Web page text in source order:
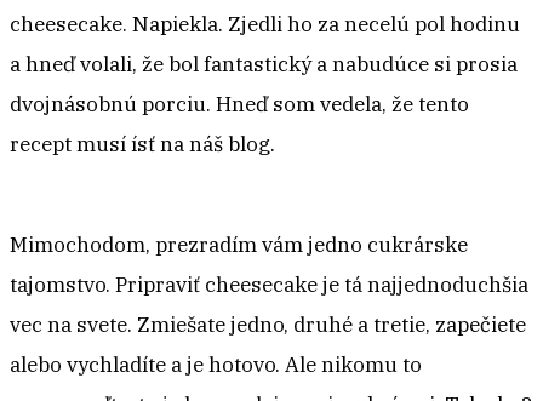
cheesecake. Napiekla. Zjedli ho za necelú pol hodinu
a hneď volali, že bol fantastický a nabudúce si prosia
dvojnásobnú porciu. Hneď som vedela, že tento
recept musí ísť na náš blog.
Mimochodom, prezradím vám jedno cukrárske
tajomstvo. Pripraviť cheesecake je tá najjednoduchšia
vec na svete. Zmiešate jedno, druhé a tretie, zapečiete
alebo vychladíte a je hotovo. Ale nikomu to